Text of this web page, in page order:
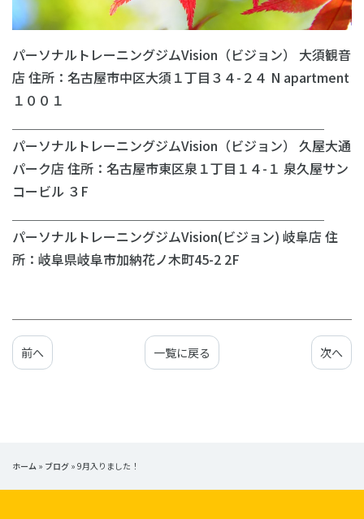
パーソナルトレーニングジムVision（ビジョン） 大須観音
店 住所：名古屋市中区大須１丁目３４-２４ N apartment
１００１
パーソナルトレーニングジムVision（ビジョン） 久屋大通
パーク店 住所：名古屋市東区泉１丁目１４-１ 泉久屋サン
コービル ３F
パーソナルトレーニングジムVision(ビジョン) 岐阜店 住
所：岐阜県岐阜市加納花ノ木町45-2 2F
前へ 一覧に戻る 次へ
ホーム » ブログ » 9月入りました！